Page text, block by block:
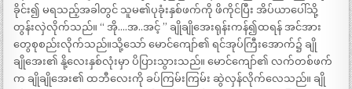
ခိုင်း၍ မရသည့်အခါတွင် သူမ၏ပုခုံးနှစ်ဖက်ကို ဖိကိုင်ပြီး အိပ်ယာပေါ်သို့
တွန်းလှဲလိုက်သည်။ “ အို….အ..အင့် ” ချိုချိုအေးရုန်းကန်၍ထရန် အင်အား
တွေစုစည်းလိုက်သည်။သို့သော် မောင်ကျော်၏ ရင်အုပ်ကြီးအောက်၌ ချို
ချိုအေး၏ နို့လေးနှစ်လုံးမှာ ပိပြားသွားသည်။ မောင်ကျော်၏ လက်တစ်ဖက်
က ချိုချိုအေး၏ ထဘီလေးကို ခပ်ကြမ်းကြမ်း ဆွဲလှန်လိုက်လေသည်။ ချို